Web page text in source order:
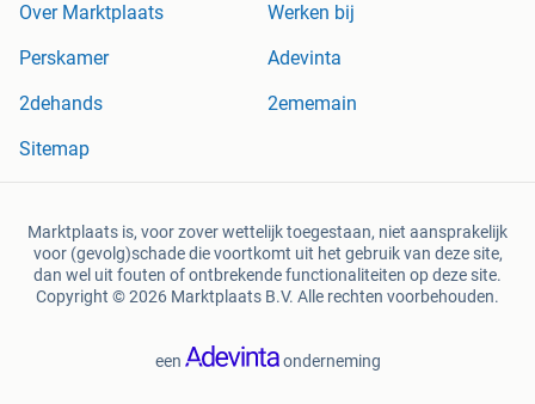
Over Marktplaats
Werken bij
Perskamer
Adevinta
2dehands
2ememain
Sitemap
Marktplaats is, voor zover wettelijk toegestaan, niet aansprakelijk
voor (gevolg)schade die voortkomt uit het gebruik van deze site,
dan wel uit fouten of ontbrekende functionaliteiten op deze site.
Copyright © 2026 Marktplaats B.V. Alle rechten voorbehouden.
een onderneming